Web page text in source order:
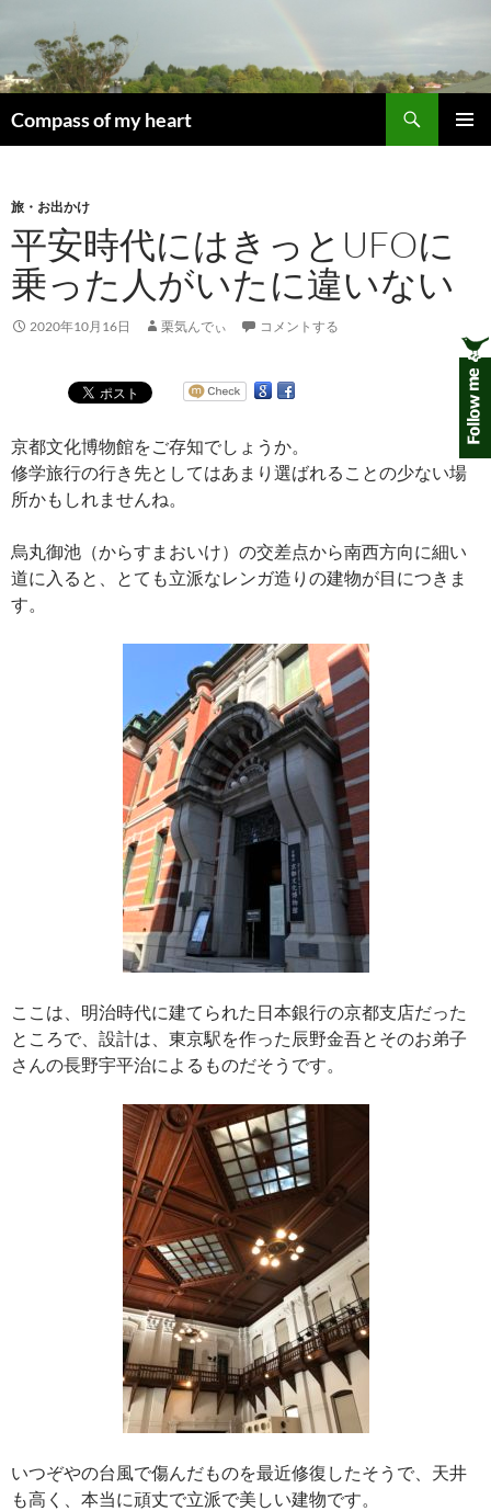
ン
ツ
へ
キ
プ
Compass of my heart
索
旅・お出かけ
平安時代にはきっとUFOに
乗った人がいたに違いない
2020年10月16日 栗気んでぃ コメントする
京都文化博物館をご存知でしょうか。
修学旅行の行き先としてはあまり選ばれることの少ない場
所かもしれませんね。
烏丸御池（からすまおいけ）の交差点から南西方向に細い
道に入ると、とても立派なレンガ造りの建物が目につきま
す。
ここは、明治時代に建てられた日本銀行の京都支店だった
ところで、設計は、東京駅を作った辰野金吾とそのお弟子
さんの長野宇平治によるものだそうです。
いつぞやの台風で傷んだものを最近修復したそうで、天井
も高く、本当に頑丈で立派で美しい建物です。